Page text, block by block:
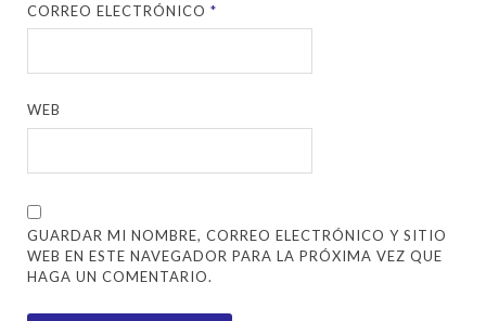
CORREO ELECTRÓNICO*
WEB
GUARDAR MI NOMBRE, CORREO ELECTRÓNICO Y SITIO
WEB EN ESTE NAVEGADOR PARA LA PRÓXIMA VEZ QUE
HAGA UN COMENTARIO.